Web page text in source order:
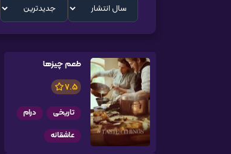
طعم چیزها
7.5
تاریخی
درام
عاشقانه